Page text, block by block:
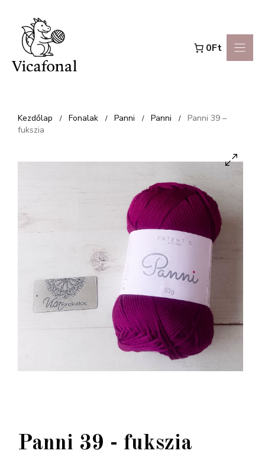
Kilépés
tartalomba
0Ft
Kezdőlap / Fonalak / Panni / Panni /
Panni 39 –
fukszia
Panni 39 - fukszia